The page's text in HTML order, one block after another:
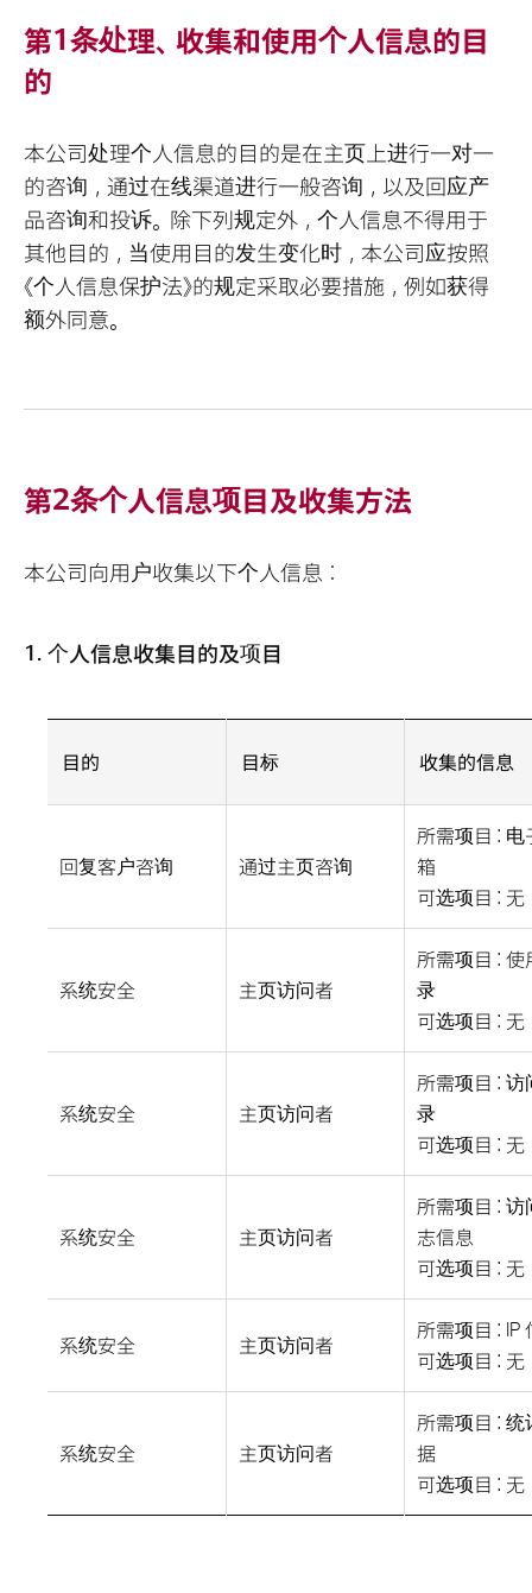
第1条处理、收集和使用个人信息的目
的
本公司处理个人信息的目的是在主页上进行一对一
的咨询，通过在线渠道进行一般咨询，以及回应产
品咨询和投诉。除下列规定外，个人信息不得用于
其他目的，当使用目的发生变化时，本公司应按照
《个人信息保护法》的规定采取必要措施，例如获得
额外同意。
第2条个人信息项目及收集方法
本公司向用户收集以下个人信息：
1. 个人信息收集目的及项目
目的 目标 收集的信息
回复客户咨询 通过主页咨询
所需项目 : 电
箱
可选项目 : 无
系统安全 主页访问者
所需项目 : 使
录
可选项目 : 无
系统安全 主页访问者
所需项目 : 访
录
可选项目 : 无
系统安全 主页访问者
所需项目 : 访
志信息
可选项目 : 无
系统安全 主页访问者
所需项目 : IP
可选项目 : 无
系统安全 主页访问者
所需项目 : 统
据
可选项目 : 无